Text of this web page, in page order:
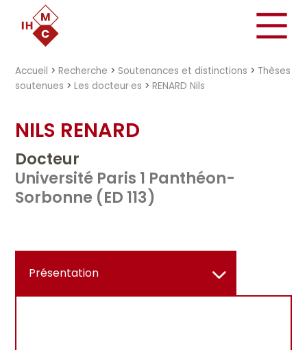
Accueil >Recherche > Soutenances et distinctions > Thèses
soutenues >Les docteur·es >RENARD Nils
NILS RENARD
Docteur
Université Paris 1 Panthéon-
Sorbonne (ED 113)
Présentation